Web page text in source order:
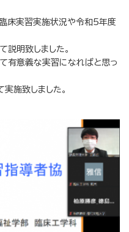
床実習実施状況や令和5年度
明致しました。
有意義な実習になればと思っ
施致しました。